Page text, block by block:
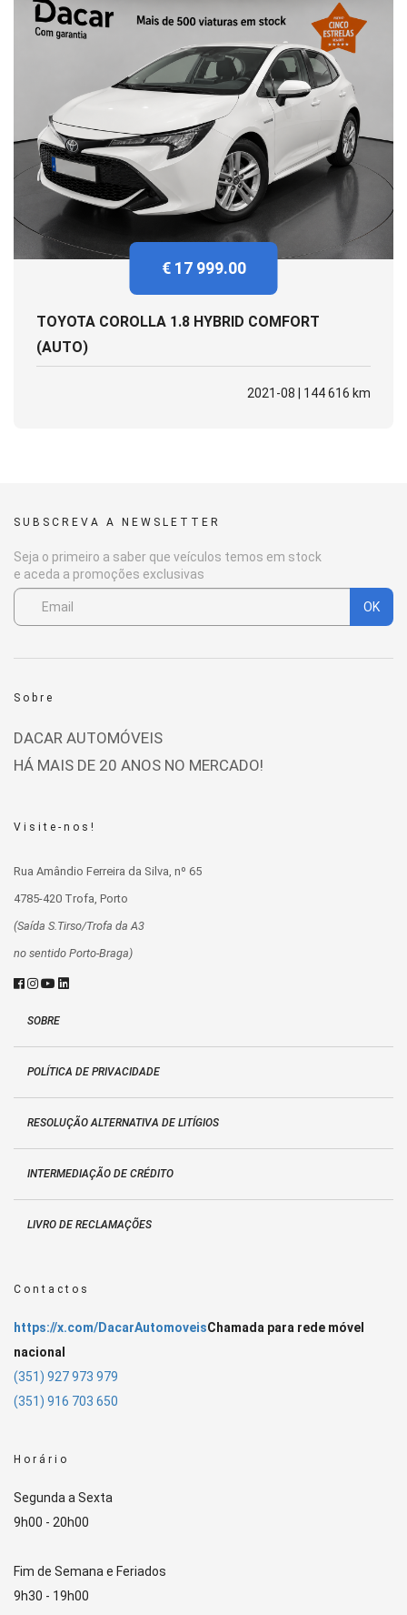
€ 17 999.00
TOYOTA COROLLA 1.8 HYBRID COMFORT
(AUTO)
2021-08 | 144 616 km
SUBSCREVA A NEWSLETTER
Seja o primeiro a saber que veículos temos em stock
e aceda a promoções exclusivas
OK
Sobre
DACAR AUTOMÓVEIS
HÁ MAIS DE 20 ANOS NO MERCADO!
Visite-nos!
Rua Amândio Ferreira da Silva, nº 65
4785-420 Trofa, Porto
(Saída S.Tirso/Trofa da A3
no sentido Porto-Braga)
SOBRE
POLÍTICA DE PRIVACIDADE
RESOLUÇÃO ALTERNATIVA DE LITÍGIOS
INTERMEDIAÇÃO DE CRÉDITO
LIVRO DE RECLAMAÇÕES
Contactos
https://x.com/DacarAutomoveisChamada para rede móvel
nacional
(351) 927 973 979
(351) 916 703 650
Horário
Segunda a Sexta
9h00 - 20h00
Fim de Semana e Feriados
9h30 - 19h00